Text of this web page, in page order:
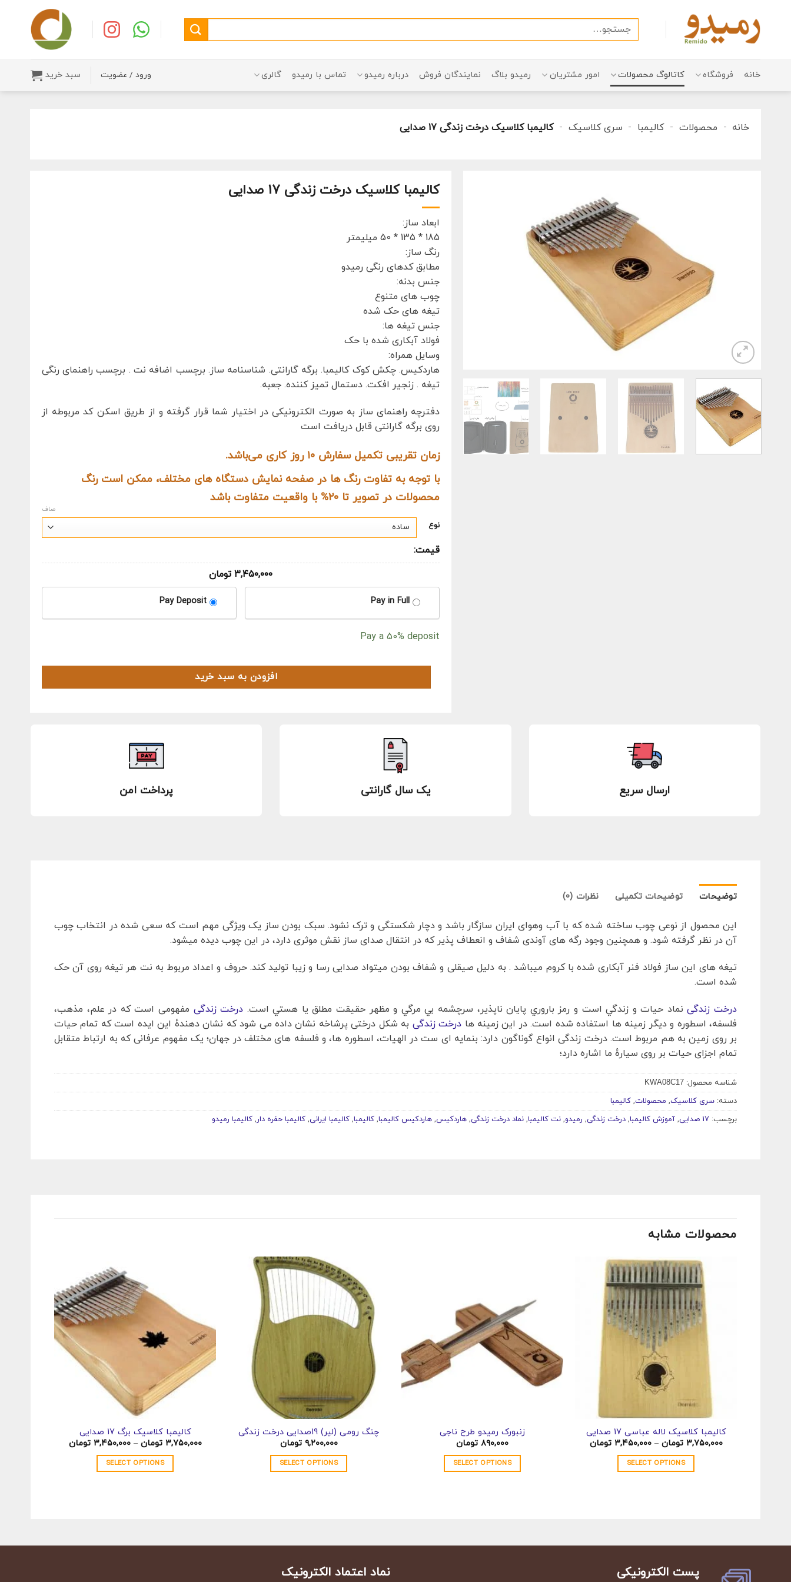
content
جستجو
برای:
خانه فروشگاه کاتالوگ محصولات امور مشتریان رمیدو بلاگ نمایندگان فروش درباره رمیدو تماس با رمیدو گالری ورود / عضویت سبد خرید
خانه - محصولات - کالیمبا - سری کلاسیک - کالیمبا کلاسیک درخت زندگی 17 صدایی
کالیمبا کلاسیک درخت زندگی 17 صدایی
ابعاد ساز:
185 * 135 * 50 میلیمتر
رنگ ساز:
مطابق کدهای رنگی رمیدو
جنس بدنه:
چوب های متنوع
تیغه های حک شده
جنس تیغه ها:
فولاد آبکاری شده با حک
وسایل همراه:
هاردکیس. چکش کوک کالیمبا. برگه گارانتی. شناسنامه ساز. برچسب اضافه نت . برچسب راهنمای رنگی
تیغه . زنجیر افکت. دستمال تمیز کننده. جعبه.
دفترچه راهنمای ساز به صورت الکترونیکی در اختیار شما قرار گرفته و از طریق اسکن کد مربوطه از
روی برگه گارانتی قابل دریافت است
زمان تقریبی تکمیل سفارش ۱۰ روز کاری می‌باشد.
با توجه به تفاوت رنگ ها در صفحه نمایش دستگاه های مختلف، ممکن است رنگ
محصولات در تصویر تا ۲۰% با واقعیت متفاوت باشد
نوع
صاف
قیمت:
۳,۴۵۰,۰۰۰ تومان
CHOOSE
YOUR
PAYMENT
OPTION
Pay Deposit Pay in Full
Pay a50% deposit
افزودن به سبد خرید
ارسال سریع یک سال گارانتی پرداخت امن
توضیحات توضیحات تکمیلی نظرات (0)
این محصول از نوعی چوب ساخته شده که با آب وهوای ایران سازگار باشد و دچار شکستگی و ترک نشود. سبک بودن ساز یک ویژگی مهم است که سعی شده در انتخاب چوب
آن در نظر گرفته شود. و همچنین وجود رگه های آوندی شفاف و انعطاف پذیر که در انتقال صدای ساز نقش موثری دارد، در این چوب دیده میشود.
تیغه های این ساز فولاد فنر آبکاری شده با کروم میباشد . به دلیل صیقلی و شفاف بودن میتواد صدایی رسا و زیبا تولید کند. حروف و اعداد مربوط به نت هر تیغه روی آن حک
شده است.
درخت زندگینماد حيات و زندگي است و رمز باروري پايان ناپذير، سرچشمه بي مرگي و مظهر حقيقت مطلق يا هستي است. درخت زندگی مفهومی است که در علم، مذهب،
فلسفه، اسطوره و دیگر زمینه ها استفاده شده است. در این زمینه ها درخت زندگی به شکل درختی پرشاخه نشان داده می شود که نشان دهندهٔ این ایده است که تمام حیات
بر روی زمین به هم مربوط است. درخت زندگی انواع گوناگون دارد: بنمایه ای ست در الهیات، اسطوره ها، و فلسفه های مختلف در جهان؛ یک مفهوم عرفانی که به ارتباط متقابل
تمام اجزای حیات بر روی سیارهٔ ما اشاره دارد؛
شناسه محصول: KWA08C17
دسته: سری کلاسیک, محصولات, کالیمبا
برچسب: 17 صدایی , آموزش کالیمبا, درخت زندگی, رمیدو, نت کالیمبا, نماد درخت زندگی, هاردکیس, هاردکیس کالیمبا, کالیمبا, کالیمبا ایرانی, کالیمبا حفره دار, کالیمبا رمیدو
محصولات مشابه
کالیمبا کلاسیک لاله عباسی 17 صدایی
۳,۷۵۰,۰۰۰ تومان – ۳,۴۵۰,۰۰۰ تومانPrice
SELECT OPTIONS
می
گزینه
زنبورک رمیدو طرح ناجی
۸۹۰,۰۰۰ تومان
SELECT OPTIONS
چنگ رومی (لیر) 19صدایی درخت زندگی
۹,۲۰۰,۰۰۰ تومان
SELECT OPTIONS
کالیمبا کلاسیک برگ 17 صدایی
۳,۷۵۰,۰۰۰ تومان – ۳,۴۵۰,۰۰۰ تومانPrice
SELECT OPTIONS
می
پست الکترونیکی نماد اعتماد الکترونیک